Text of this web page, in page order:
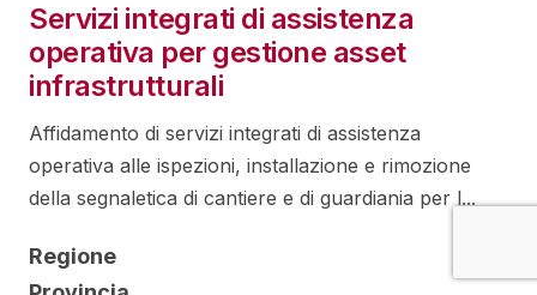
Servizi integrati di assistenza
operativa per gestione asset
infrastrutturali
Affidamento di servizi integrati di assistenza
operativa alle ispezioni, installazione e rimozione
della segnaletica di cantiere e di guardiania per l...
Regione